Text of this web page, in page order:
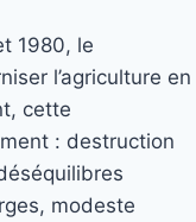
1980, le
l’agriculture en
cette
: destruction
modeste